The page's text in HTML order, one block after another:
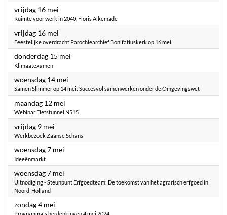
vrijdag 16 mei
Ruimte voor werk in 2040, Floris Alkemade
vrijdag 16 mei
Feestelijke overdracht Parochiearchief Bonifatiuskerk op 16 mei
donderdag 15 mei
Klimaatexamen
woensdag 14 mei
Samen Slimmer op 14 mei: Succesvol samenwerken onder de Omgevingswet
maandag 12 mei
Webinar Fietstunnel N515
vrijdag 9 mei
Werkbezoek Zaanse Schans
woensdag 7 mei
Ideeënmarkt
woensdag 7 mei
Uitnodiging - Steunpunt Erfgoedteam: De toekomst van het agrarisch erfgoed in
Noord-Holland
zondag 4 mei